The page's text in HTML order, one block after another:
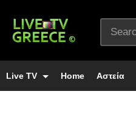
Live TV Home Αστεία